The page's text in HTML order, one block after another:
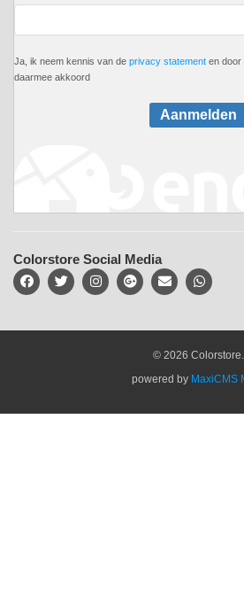
Ja, ik neem kennis van de privacy statement en door
daarmee akkoord
Aanmelden
Colorstore Social Media
© 2026 Colorstore.
powered by MaxiCMS